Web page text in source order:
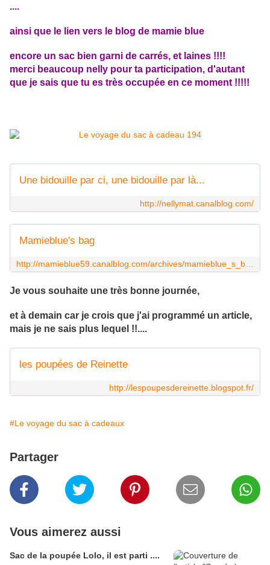
....
ainsi que le lien vers le blog de mamie blue
encore un sac bien garni de carrés, et laines !!!!
merci beaucoup nelly pour ta participation, d'autant
que je sais que tu es très occupée en ce moment !!!!!
Une bidouille par ci, une bidouille par là...
http://nellymat.canalblog.com/
Mamieblue's bag
Je vous souhaite une très bonne journée,
et à demain car je crois que j'ai programmé un article,
mais je ne sais plus lequel !!....
les poupées de Reinette
http://lespoupesdereinette.blogspot.fr/
#Le voyage du sac à cadeaux
Partager
Vous aimerez aussi
Sac de la poupée Lolo, il est parti ....